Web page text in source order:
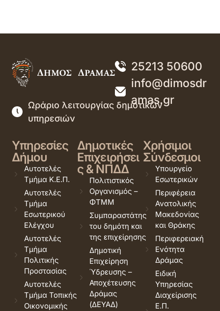
25213 50600
info@dimosdr
amas.gr
Ωράριο λειτουργίας δημοτικών
υπηρεσιών
Υπηρεσίες
Δήμου
Αυτοτελές
Τμήμα Κ.Ε.Π.
Αυτοτελές
Τμήμα
Εσωτερικού
Ελέγχου
Αυτοτελές
Τμήμα
Πολιτικής
Προστασίας
Αυτοτελές
Τμήμα Τοπικής
Οικονομικής
Δημοτικές
Επιχειρήσει
ς & ΝΠΔΔ
Πολιτιστικός
Οργανισμός –
ΦΤΜΜ
Συμπαραστάτης
του δημότη και
της επιχείρησης
Δημοτική
Επιχείρηση
Ύδρευσης –
Αποχέτευσης
Δράμας
(ΔΕΥΑΔ)
Χρήσιμοι
Σύνδεσμοι
Υπουργείο
Εσωτερικών
Περιφέρεια
Ανατολικής
Μακεδονίας
και Θράκης
Περιφερειακή
Ενότητα
Δράμας
Ειδική
Υπηρεσίας
Διαχείρισης
Ε.Π.